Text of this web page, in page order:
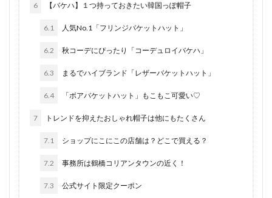
6 【バケハ】１つ持っておきたい韓国っぽ帽子
6.1 人気No.1「フリンジバケットハット」
6.2 秋コーデにぴったり「コーデュロイバケハ」
6.3 まるでハイブランド「レザーバケットハット」
6.4 「ボアバケットハット」もこもこ可愛い♡
7 トレンドを抑えたおしゃれ帽子は他にもたくさん
7.1 ショップにこにこの店舗は？どこで買える？
7.2 事務所は鶴橋コリアンタウンの近く！
7.3 公式サイト限定クーポン